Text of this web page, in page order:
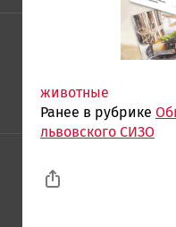
животные
Ранее в рубрике
львовского СИЗО